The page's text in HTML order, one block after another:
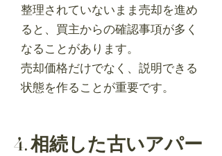
整理されていないまま売却を進め
ると、買主からの確認事項が多く
なることがあります。
売却価格だけでなく、説明できる
状態を作ることが重要です。
4. 相続した古いアパー